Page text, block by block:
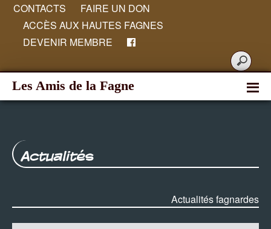
CONTACTS
FAIRE UN DON
ACCÈS AUX HAUTES FAGNES
DEVENIR MEMBRE
Les Amis de la Fagne
Actualités
Actualités fagnardes